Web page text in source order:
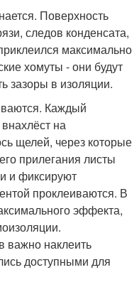
Поверхность
следов конденсата,
максимально
хомуты - они будут
зазоры в изоляции.
Каждый
на
щелей, через которые
прилегания листы
и фиксируют
проклеиваются. В
эффекта,
важно наклеить
доступными для